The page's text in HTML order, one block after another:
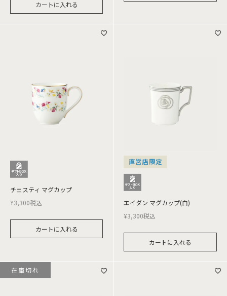
カートに入れる
チェスティ マグカップ
¥3,300税込
カートに入れる
直営店限定
エイダン マグカップ(白)
¥3,300税込
カートに入れる
在庫切れ